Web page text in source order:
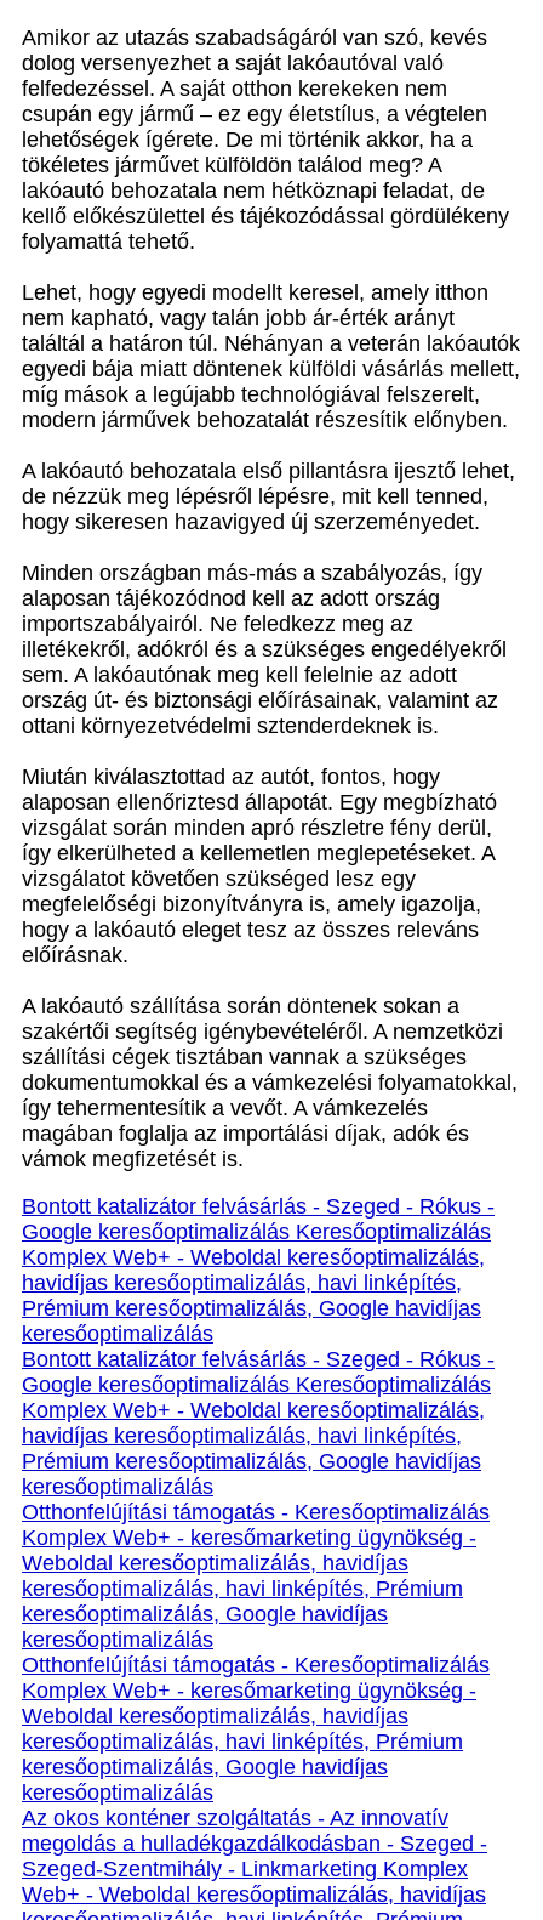
Amikor az utazás szabadságáról van szó, kevés
dolog versenyezhet a saját lakóautóval való
felfedezéssel. A saját otthon kerekeken nem
csupán egy jármű – ez egy életstílus, a végtelen
lehetőségek ígérete. De mi történik akkor, ha a
tökéletes járművet külföldön találod meg? A
lakóautó behozatala nem hétköznapi feladat, de
kellő előkészülettel és tájékozódással gördülékeny
folyamattá tehető.
Lehet, hogy egyedi modellt keresel, amely itthon
nem kapható, vagy talán jobb ár-érték arányt
találtál a határon túl. Néhányan a veterán lakóautók
egyedi bája miatt döntenek külföldi vásárlás mellett,
míg mások a legújabb technológiával felszerelt,
modern járművek behozatalát részesítik előnyben.
A lakóautó behozatala első pillantásra ijesztő lehet,
de nézzük meg lépésről lépésre, mit kell tenned,
hogy sikeresen hazavigyed új szerzeményedet.
Minden országban más-más a szabályozás, így
alaposan tájékozódnod kell az adott ország
importszabályairól. Ne feledkezz meg az
illetékekről, adókról és a szükséges engedélyekről
sem. A lakóautónak meg kell felelnie az adott
ország út- és biztonsági előírásainak, valamint az
ottani környezetvédelmi sztenderdeknek is.
Miután kiválasztottad az autót, fontos, hogy
alaposan ellenőriztesd állapotát. Egy megbízható
vizsgálat során minden apró részletre fény derül,
így elkerülheted a kellemetlen meglepetéseket. A
vizsgálatot követően szükséged lesz egy
megfelelőségi bizonyítványra is, amely igazolja,
hogy a lakóautó eleget tesz az összes releváns
előírásnak.
A lakóautó szállítása során döntenek sokan a
szakértői segítség igénybevételéről. A nemzetközi
szállítási cégek tisztában vannak a szükséges
dokumentumokkal és a vámkezelési folyamatokkal,
így tehermentesítik a vevőt. A vámkezelés
magában foglalja az importálási díjak, adók és
vámok megfizetését is.
Bontott katalizátor felvásárlás - Szeged - Rókus -
Google keresőoptimalizálás Keresőoptimalizálás
Komplex Web+ - Weboldal keresőoptimalizálás,
havidíjas keresőoptimalizálás, havi linképítés,
Prémium keresőoptimalizálás, Google havidíjas
keresőoptimalizálás
Bontott katalizátor felvásárlás - Szeged - Rókus -
Google keresőoptimalizálás Keresőoptimalizálás
Komplex Web+ - Weboldal keresőoptimalizálás,
havidíjas keresőoptimalizálás, havi linképítés,
Prémium keresőoptimalizálás, Google havidíjas
keresőoptimalizálás
Otthonfelújítási támogatás - Keresőoptimalizálás
Komplex Web+ - keresőmarketing ügynökség -
Weboldal keresőoptimalizálás, havidíjas
keresőoptimalizálás, havi linképítés, Prémium
keresőoptimalizálás, Google havidíjas
keresőoptimalizálás
Otthonfelújítási támogatás - Keresőoptimalizálás
Komplex Web+ - keresőmarketing ügynökség -
Weboldal keresőoptimalizálás, havidíjas
keresőoptimalizálás, havi linképítés, Prémium
keresőoptimalizálás, Google havidíjas
keresőoptimalizálás
Az okos konténer szolgáltatás - Az innovatív
megoldás a hulladékgazdálkodásban - Szeged -
Szeged-Szentmihály - Linkmarketing Komplex
Web+ - Weboldal keresőoptimalizálás, havidíjas